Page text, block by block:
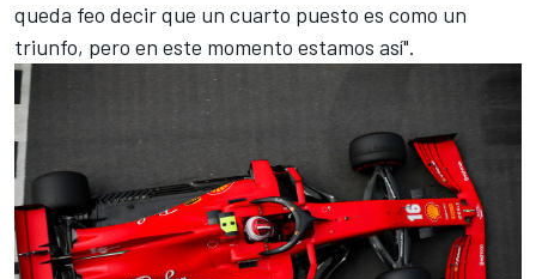
queda feo decir que un cuarto puesto es como un
triunfo, pero en este momento estamos así".